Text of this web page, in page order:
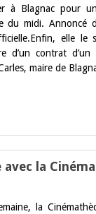
à Blagnac pour
du midi. Annoncé
elle le
d’un contrat
maire de
la
la